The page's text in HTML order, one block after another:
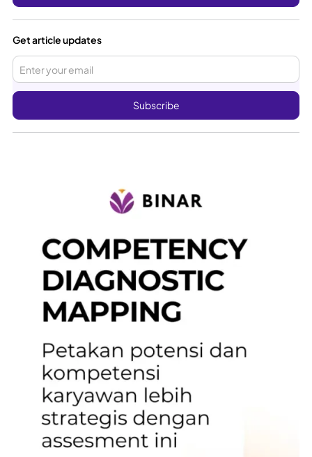
Get article updates